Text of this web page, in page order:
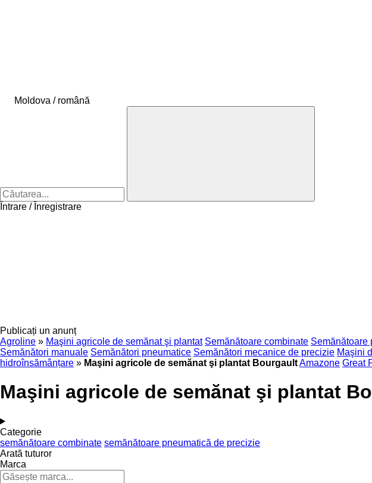
Moldova / română
Întrare / Înregistrare
Publicați un anunț
Agroline » Maşini agricole de semănat şi plantat Semănătoare combinate Semănătoare
Semănători manuale Semănători pneumatice Semănători mecanice de precizie Maşini
hidroînsămânțare » Maşini agricole de semănat şi plantat BourgaultAmazone Great
Maşini agricole de semănat şi plantat
Categorie
semănătoare combinate semănătoare pneumatică de precizie
Arată tuturor
Marca